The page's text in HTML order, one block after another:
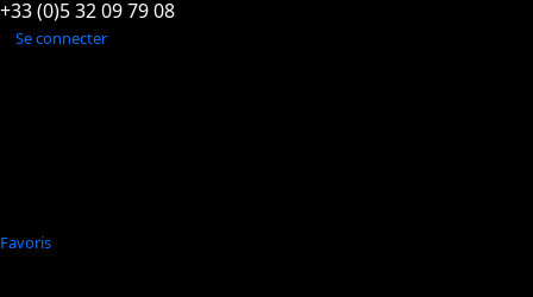
+33 (0)5 32 09 79 08
Se connecter
Favoris